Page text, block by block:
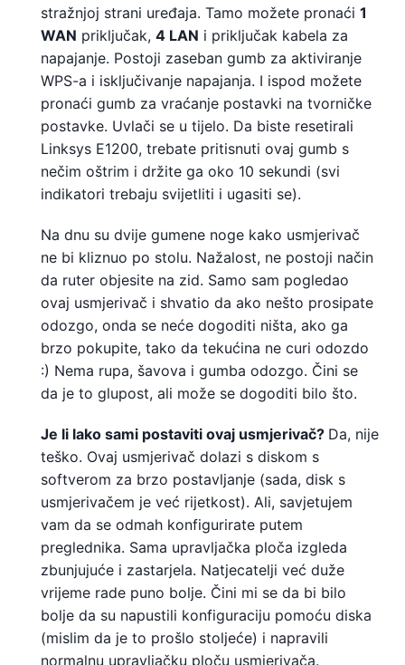
stražnjoj strani uređaja. Tamo možete pronaći 1
WAN priključak, 4 LAN i priključak kabela za
napajanje. Postoji zaseban gumb za aktiviranje
WPS-a i isključivanje napajanja. I ispod možete
pronaći gumb za vraćanje postavki na tvorničke
postavke. Uvlači se u tijelo. Da biste resetirali
Linksys E1200, trebate pritisnuti ovaj gumb s
nečim oštrim i držite ga oko 10 sekundi (svi
indikatori trebaju svijetliti i ugasiti se).
Na dnu su dvije gumene noge kako usmjerivač
ne bi kliznuo po stolu. Nažalost, ne postoji način
da ruter objesite na zid. Samo sam pogledao
ovaj usmjerivač i shvatio da ako nešto prosipate
odozgo, onda se neće dogoditi ništa, ako ga
brzo pokupite, tako da tekućina ne curi odozdo
:) Nema rupa, šavova i gumba odozgo. Čini se
da je to glupost, ali može se dogoditi bilo što.
Je li lako sami postaviti ovaj usmjerivač? Da, nije
teško. Ovaj usmjerivač dolazi s diskom s
softverom za brzo postavljanje (sada, disk s
usmjerivačem je već rijetkost). Ali, savjetujem
vam da se odmah konfigurirate putem
preglednika. Sama upravljačka ploča izgleda
zbunjujuće i zastarjela. Natjecatelji već duže
vrijeme rade puno bolje. Čini mi se da bi bilo
bolje da su napustili konfiguraciju pomoću diska
(mislim da je to prošlo stoljeće) i napravili
normalnu upravljačku ploču usmjerivača.